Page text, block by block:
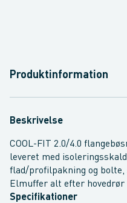
Produktinformation
Beskrivelse
COOL-FIT 2.0/4.0
leveret med
flad/profilpakning og bolte,
Elmuffer alt efter hovedrør
Specifikationer